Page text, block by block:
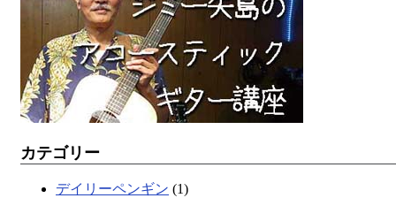
カテゴリー
デイリーペンギン (1)